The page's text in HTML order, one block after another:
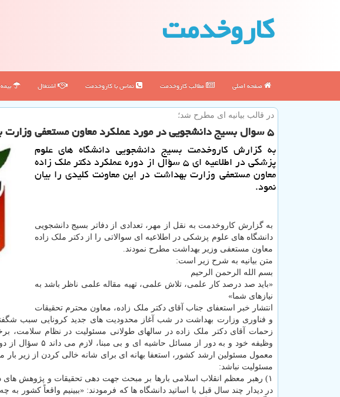
كاروخدمت
صفحه اصلی مطالب كاروخدمت تماس با كاروخدمت اشتغال بیمه
در قالب بیانیه ای مطرح شد؛
۵ سوال بسیج دانشجویی در مورد عملكرد معاون مستعفی وزارت بهداشت
به گزارش كاروخدمت بسیج دانشجویی دانشگاه های علوم
پزشكی در اطلاعیه ای ۵ سؤال از دوره عملكرد دكتر ملك زاده
معاون مستعفی وزارت بهداشت در این معاونت كلیدی را بیان
نمود.
به گزارش کاروخدمت به نقل از مهر، تعدادی از دفاتر بسیج دانشجویی
دانشگاه های علوم پزشکی در اطلاعیه ای سوالاتی را از دکتر ملک زاده
معاون مستعفی وزیر بهداشت مطرح نمودند.
متن بیانیه به شرح زیر است:
بسم الله الرحمن الرحیم
«باید صد درصد کار علمی، تلاش علمی، تهیه مقاله علمی ناظر باشد به
نیازهای شما»
انتشار خبر استعفای جناب آقای دکتر ملک زاده، معاون محترم تحقیقات
و فناوری وزارت بهداشت در شب آغاز محدودیت های جدید کرونایی سبب
زحمات آقای دکتر ملک زاده در سالهای طولانی مسئولیت در نظام سلامت،
وظیفه خود و به دور
معمول مسئولین ارشد کشور، استعفا بهانه ای برای شانه خالی کردن از زیر
مسئولیت نباشد:
۱) رهبر معظم انقلاب اسلامی بارها بر مبحث جهت دهی تحقیقات و پژوهش های
در دیدار چند سال قبل با اساتید دانشگاه ها که فرمودند: «ببینیم واقعاً کشور